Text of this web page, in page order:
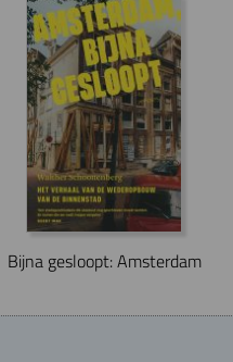
Bijna gesloopt: Amsterdam